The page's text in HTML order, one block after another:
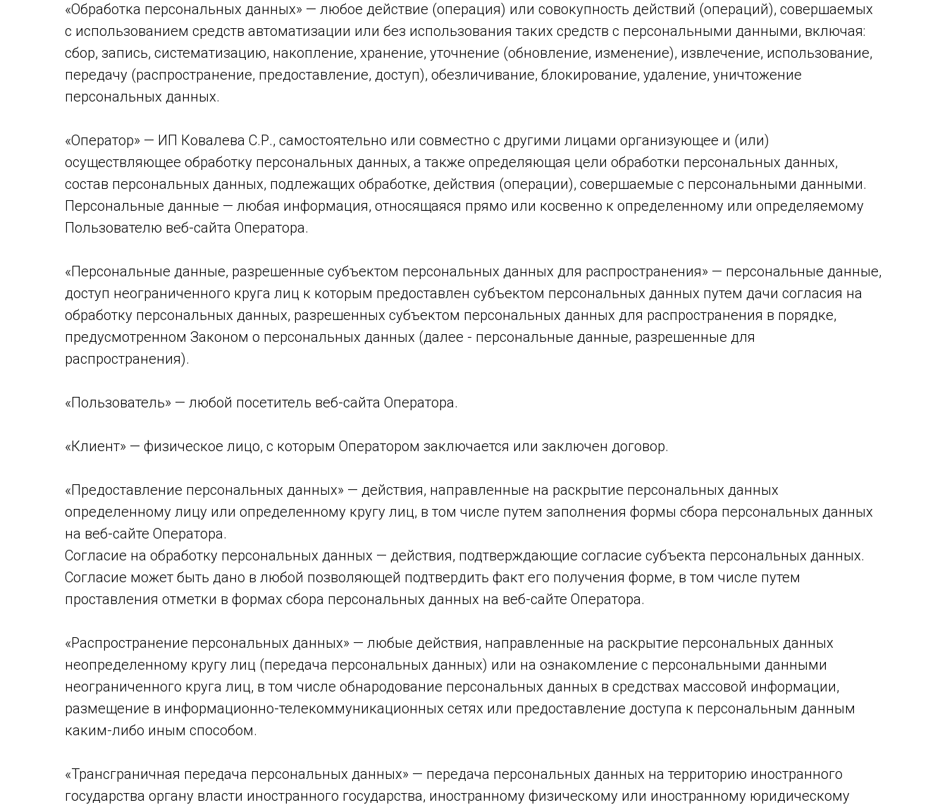
«Обработка персональных данных» — любое действие (операция) или совокупность действий (операций), совершаемых
с использованием средств автоматизации или без использования таких средств с персональными данными, включая:
сбор, запись, систематизацию, накопление, хранение, уточнение (обновление, изменение), извлечение, использование,
передачу (распространение, предоставление, доступ), обезличивание, блокирование, удаление, уничтожение
персональных данных.
«Оператор» — ИП Ковалева С.Р., самостоятельно или совместно с другими лицами организующее и (или)
осуществляющее обработку персональных данных, а также определяющая цели обработки персональных данных,
состав персональных данных, подлежащих обработке, действия (операции), совершаемые с персональными данными.
Персональные данные — любая информация, относящаяся прямо или косвенно к определенному или определяемому
Пользователю веб-сайта Оператора.
«Персональные данные, разрешенные субъектом персональных данных для распространения» — персональные данные,
доступ неограниченного круга лиц к которым предоставлен субъектом персональных данных путем дачи согласия на
обработку персональных данных, разрешенных субъектом персональных данных для распространения в порядке,
предусмотренном Законом о персональных данных (далее - персональные данные, разрешенные для
распространения).
«Пользователь» — любой посетитель веб-сайта Оператора.
«Клиент» — физическое лицо, с которым Оператором заключается или заключен договор.
«Предоставление персональных данных» — действия, направленные на раскрытие персональных данных
определенному лицу или определенному кругу лиц, в том числе путем заполнения формы сбора персональных данных
на веб-сайте Оператора.
Согласие на обработку персональных данных — действия, подтверждающие согласие субъекта персональных данных.
Согласие может быть дано в любой позволяющей подтвердить факт его получения форме, в том числе путем
проставления отметки в формах сбора персональных данных на веб-сайте Оператора.
«Распространение персональных данных» — любые действия, направленные на раскрытие персональных данных
неопределенному кругу лиц (передача персональных данных) или на ознакомление с персональными данными
неограниченного круга лиц, в том числе обнародование персональных данных в средствах массовой информации,
размещение в информационно-телекоммуникационных сетях или предоставление доступа к персональным данным
каким-либо иным способом.
«Трансграничная передача персональных данных» — передача персональных данных на территорию иностранного
государства органу власти иностранного государства, иностранному физическому или иностранному юридическому